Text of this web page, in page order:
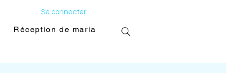
Réception de mariage Galerie photo
Se connecter